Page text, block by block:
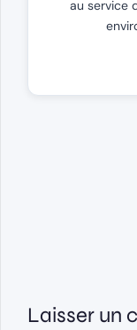
au service
Laisser un